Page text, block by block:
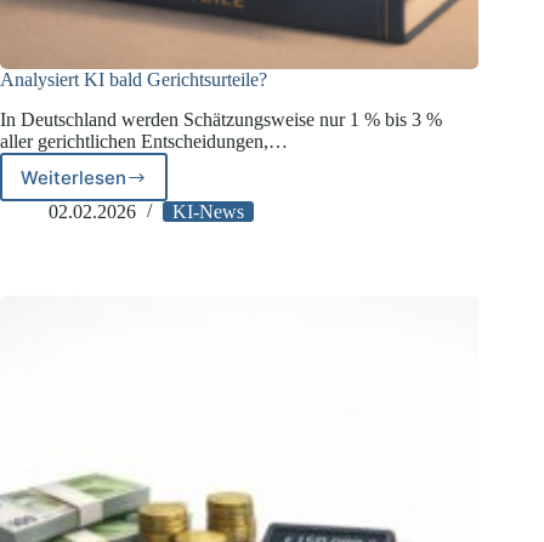
Analysiert KI bald Gerichtsurteile?
In Deutschland werden Schätzungsweise nur 1 % bis 3 %
aller gerichtlichen Entscheidungen,…
Weiterlesen
Analysiert
KI
02.02.2026 KI-News